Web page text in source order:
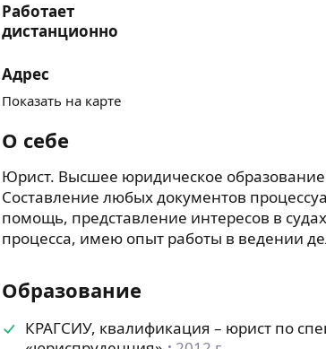
Работает
дистанционно
Адрес
Показать на карте
О себе
Юрист. Высшее юридическое
Составление любых документов
помощь, представление интересов в
процесса, имею опыт работы в ведении
Образование
КРАГСИУ, квалификация – юрист по